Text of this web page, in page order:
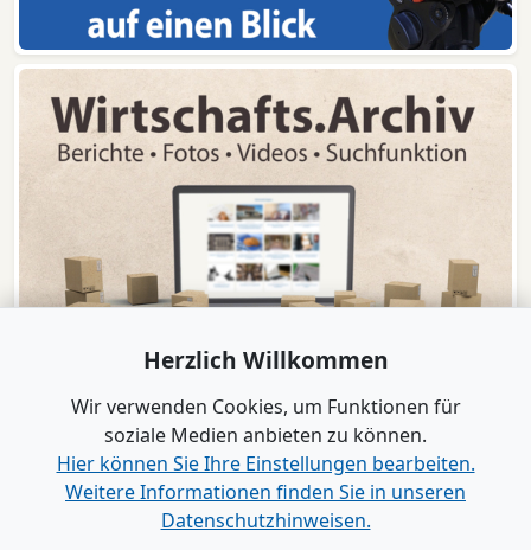
www.B2B-Wirtschaft.de
Herzlich Willkommen
Wir verwenden Cookies, um Funktionen für
soziale Medien anbieten zu können.
Hier können Sie Ihre Einstellungen bearbeiten.
Weitere Informationen finden Sie in unseren
Datenschutzhinweisen.